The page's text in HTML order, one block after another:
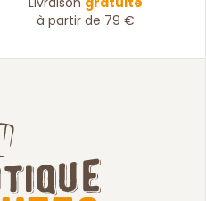
à partir de 79 €